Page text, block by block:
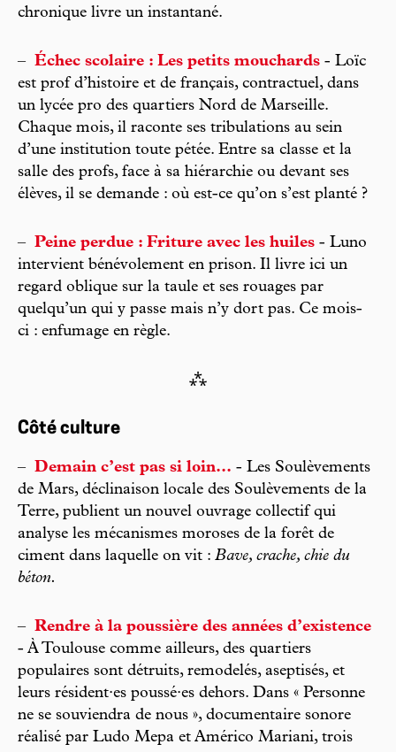
chronique livre un instantané.
– Échec scolaire : Les petits mouchards - Loïc
est prof d’histoire et de français, contractuel, dans
un lycée pro des quartiers Nord de Marseille.
Chaque mois, il raconte ses tribulations au sein
d’une institution toute pétée. Entre sa classe et la
salle des profs, face à sa hiérarchie ou devant ses
élèves, il se demande : où est-ce qu’on s’est planté ?
– Peine perdue : Friture avec les huiles - Luno
intervient bénévolement en prison. Il livre ici un
regard oblique sur la taule et ses rouages par
quelqu’un qui y passe mais n’y dort pas. Ce mois-
ci : enfumage en règle.
⁂
Côté culture
– Demain c’est pas si loin... - Les Soulèvements
de Mars, déclinaison locale des Soulèvements de la
Terre, publient un nouvel ouvrage collectif qui
analyse les mécanismes moroses de la forêt de
ciment dans laquelle on vit : Bave, crache, chie du
béton.
– Rendre à la poussière des années d’existence
- À Toulouse comme ailleurs, des quartiers
populaires sont détruits, remodelés, aseptisés, et
leurs résident·es poussé·es dehors. Dans « Personne
ne se souviendra de nous », documentaire sonore
réalisé par Ludo Mepa et Américo Mariani, trois